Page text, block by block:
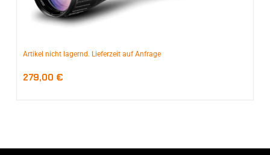
Artikel nicht lagernd. Lieferzeit auf Anfrage
279,00 €